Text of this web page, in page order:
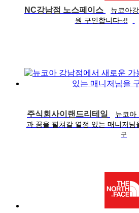
NC강남점 노스페이스
뉴코아
원 구인합니다~!!
주식회사이랜드리테일
뉴코아
과 꿈을 펼쳐갈 열정 있는 매니저님
구